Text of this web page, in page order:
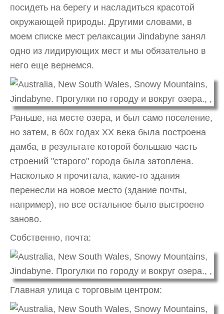
посидеть на берегу и насладиться красотой
окружающей природы. Другими словами, в
моем списке мест релаксации Jindabyne занял
одно из лидирующих мест и мы обязательно в
него еще вернемся.
Раньше, на месте озера, и был само поселение,
но затем, в 60х годах XX века была построена
дамба, в результате которой большаю часть
строений "старого" города была затоплена.
Насколько я прочитала, какие-то здания
перенесли на новое место (здание почты,
например), но все остальное было выстроено
заново.
Собственно, почта:
Главная улица с торговым центром: